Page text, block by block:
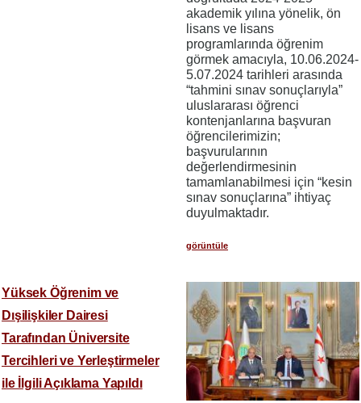
akademik yılına yönelik, ön
lisans ve lisans
programlarında öğrenim
görmek amacıyla, 10.06.2024-
5.07.2024 tarihleri arasında
“tahmini sınav sonuçlarıyla”
uluslararası öğrenci
kontenjanlarına başvuran
öğrencilerimizin;
başvurularının
değerlendirmesinin
tamamlanabilmesi için “kesin
sınav sonuçlarına” ihtiyaç
duyulmaktadır.
görüntüle
Yüksek Öğrenim ve
Dışilişkiler Dairesi
Tarafından Üniversite
Tercihleri ve Yerleştirmeler
ile İlgili Açıklama Yapıldı